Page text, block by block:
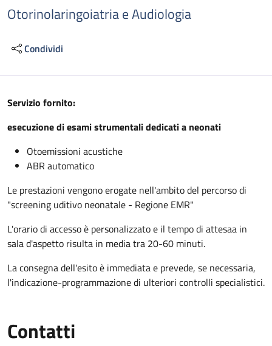
Otorinolaringoiatria e Audiologia
Condividi
Descrizione
Servizio fornito:
esecuzione di esami strumentali dedicati a neonati
Otoemissioni acustiche
ABR automatico
Le prestazioni vengono erogate nell'ambito del percorso di
"screening uditivo neonatale - Regione EMR"
L'orario di accesso è personalizzato e il tempo di attesaa in
sala d'aspetto risulta in media tra 20-60 minuti.
La consegna dell'esito è immediata e prevede, se necessaria,
l'indicazione-programmazione di ulteriori controlli specialistici.
Contatti